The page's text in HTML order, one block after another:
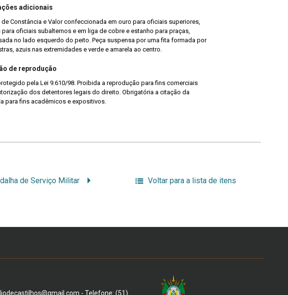
adicionais
de Constância e Valor confeccionada em ouro para oficiais superiores,
para oficiais subalternos e em liga de cobre e estanho para praças,
no lado esquerdo do peito. Peça suspensa por uma fita formada por
azuis nas extremidades e verde e amarela ao centro.
de reprodução
pela Lei 9.610/98. Proibida a reprodução para fins comerciais
dos detentores legais do direito. Obrigatória a citação da
para fins acadêmicos e expositivos.
de Serviço Militar Voltar para a lista de itens
- Telefone: (51)